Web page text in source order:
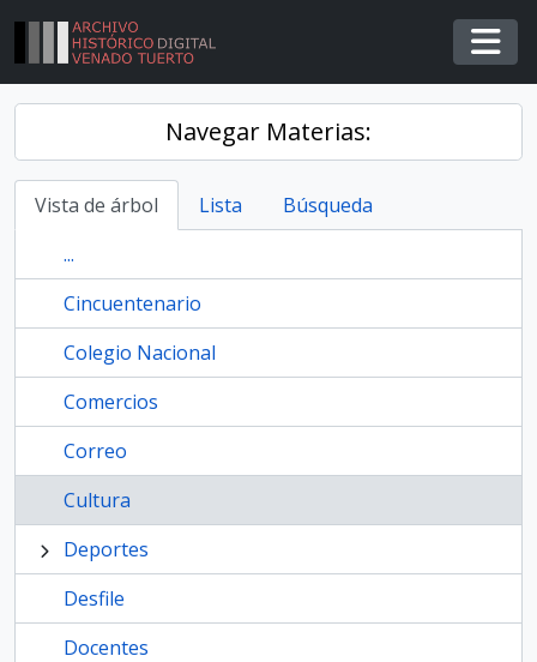
Skip to main content
Navegar Materias:
Vista de árbol Lista
Búsqueda
...
Cincuentenario
Colegio Nacional
Comercios
Correo
Cultura
Deportes
Desfile
Docentes